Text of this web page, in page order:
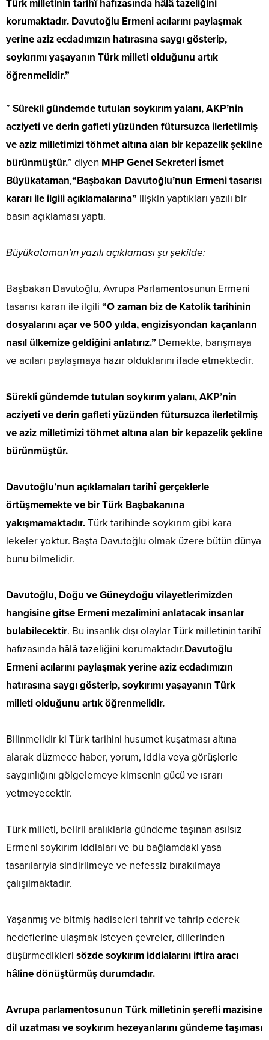
Türk milletinin tarihî hafızasında hâlâ tazeliğini
korumaktadır. Davutoğlu Ermeni acılarını paylaşmak
yerine aziz ecdadımızın hatırasına saygı gösterip,
soykırımı yaşayanın Türk milleti olduğunu artık
öğrenmelidir.”
” Sürekli gündemde tutulan soykırım yalanı, AKP’nin
acziyeti ve derin gafleti yüzünden fütursuzca ilerletilmiş
ve aziz milletimizi töhmet altına alan bir kepazelik şekline
bürünmüştür.” diyen MHP Genel Sekreteri İsmet
Büyükataman,“Başbakan Davutoğlu’nun Ermeni tasarısı
kararı ile ilgili açıklamalarına” ilişkin yaptıkları yazılı bir
basın açıklaması yaptı.
Büyükataman’ın yazılı açıklaması şu şekilde:
Başbakan Davutoğlu, Avrupa Parlamentosunun Ermeni
tasarısı kararı ile ilgili “O zaman biz de Katolik tarihinin
dosyalarını açar ve 500 yılda, engizisyondan kaçanların
nasıl ülkemize geldiğini anlatırız.” Demekte, barışmaya
ve acıları paylaşmaya hazır olduklarını ifade etmektedir.
Sürekli gündemde tutulan soykırım yalanı, AKP’nin
acziyeti ve derin gafleti yüzünden fütursuzca ilerletilmiş
ve aziz milletimizi töhmet altına alan bir kepazelik şekline
bürünmüştür.
Davutoğlu’nun açıklamaları tarihî gerçeklerle
örtüşmemekte ve bir Türk Başbakanına
yakışmamaktadır.Türk tarihinde soykırım gibi kara
lekeler yoktur. Başta Davutoğlu olmak üzere bütün dünya
bunu bilmelidir.
Davutoğlu, Doğu ve Güneydoğu vilayetlerimizden
hangisine gitse Ermeni mezalimini anlatacak insanlar
bulabilecektir. Bu insanlık dışı olaylar Türk milletinin tarihî
hafızasında hâlâ tazeliğini korumaktadır.Davutoğlu
Ermeni acılarını paylaşmak yerine aziz ecdadımızın
hatırasına saygı gösterip, soykırımı yaşayanın Türk
milleti olduğunu artık öğrenmelidir.
Bilinmelidir ki Türk tarihini husumet kuşatması altına
alarak düzmece haber, yorum, iddia veya görüşlerle
saygınlığını gölgelemeye kimsenin gücü ve ısrarı
yetmeyecektir.
Türk milleti, belirli aralıklarla gündeme taşınan asılsız
Ermeni soykırım iddiaları ve bu bağlamdaki yasa
tasarılarıyla sindirilmeye ve nefessiz bırakılmaya
çalışılmaktadır.
Yaşanmış ve bitmiş hadiseleri tahrif ve tahrip ederek
hedeflerine ulaşmak isteyen çevreler, dillerinden
düşürmedikleri sözde soykırım iddialarını iftira aracı
hâline dönüştürmüş durumdadır.
Avrupa parlamentosunun Türk milletinin şerefli mazisine
dil uzatması ve soykırım hezeyanlarını gündeme taşıması